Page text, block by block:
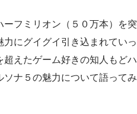
フミリオン（５０万本）を突
にグイグイ引き込まれていっ
えたゲーム好きの知人もどハ
ナ５の魅力について語ってみ